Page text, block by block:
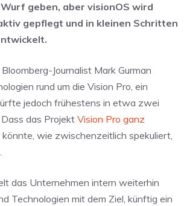
geben, aber visionOS wird
gepflegt und in kleinen Schritten
Journalist Mark Gurman
rund um die Vision Pro, ein
jedoch frühestens in etwa zwei
Dass das Projekt Vision Pro ganz
könnte, wie zwischenzeitlich spekuliert,
das Unternehmen intern weiterhin
Technologien mit dem Ziel, künftig ein